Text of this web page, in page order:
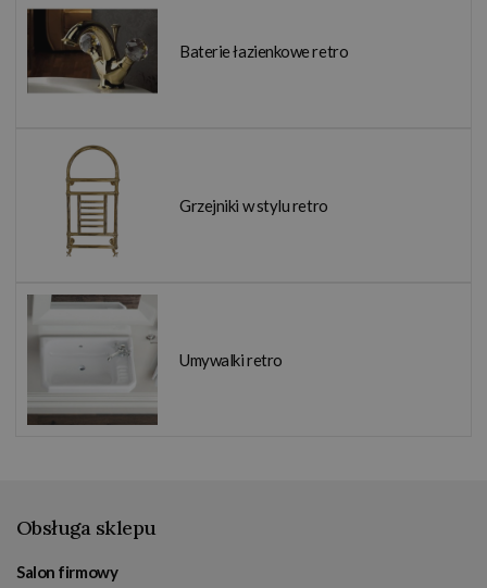
Baterie łazienkowe retro
Grzejniki w stylu retro
Umywalki retro
Obsługa sklepu
Salon firmowy